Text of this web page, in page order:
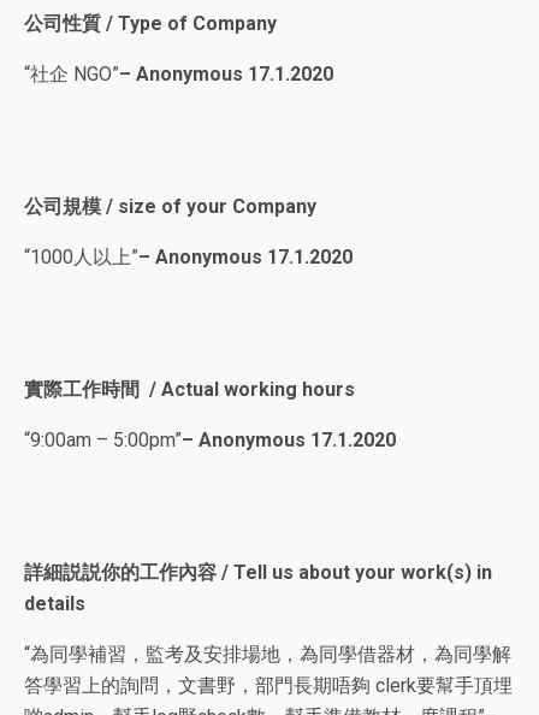
公司性質 / Type of Company
“社企 NGO”– Anonymous 17.1.2020
公司規模 / size of your Company
“1000人以上”– Anonymous 17.1.2020
實際工作時間 / Actual working hours
“9:00am – 5:00pm”– Anonymous 17.1.2020
詳細説説你的工作內容 / Tell us about your work(s) in
details
“為同學補習，監考及安排場地，為同學借器材，為同學解
答學習上的詢問，文書野，部門長期唔夠 clerk要幫手頂埋